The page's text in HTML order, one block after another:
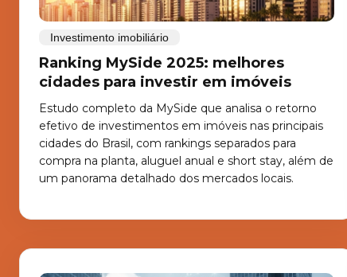
Investimento imobiliário
Ranking MySide 2025: melhores
cidades para investir em imóveis
Estudo completo da MySide que analisa o retorno
efetivo de investimentos em imóveis nas principais
cidades do Brasil, com rankings separados para
compra na planta, aluguel anual e short stay, além de
um panorama detalhado dos mercados locais.